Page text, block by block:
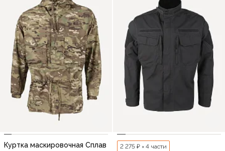
Куртка маскировочная Сплав
2 275 ₽ × 4 части